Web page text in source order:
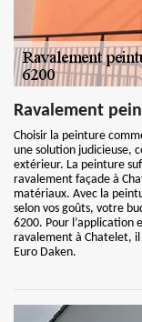
Ravalement
Choisir la peinture
une solution judicieuse,
extérieur. La peinture
ravalement façade à
matériaux. Avec la
selon vos goûts, votre
6200. Pour
ravalement à Chatelet,
Euro Daken.